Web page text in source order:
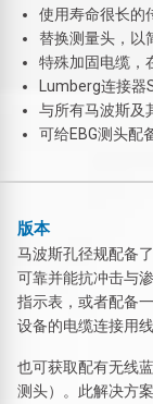
使用寿命很长的
替换测量头，以
特殊加固电缆，
Lumberg连接器
与所有马波斯及
可给EBG测头配
版本
马波斯孔径规配备
可靠并能抗冲击与
指示表，或者配备
设备的电缆连接用线
也可获取配有无线
测头）。此解决方